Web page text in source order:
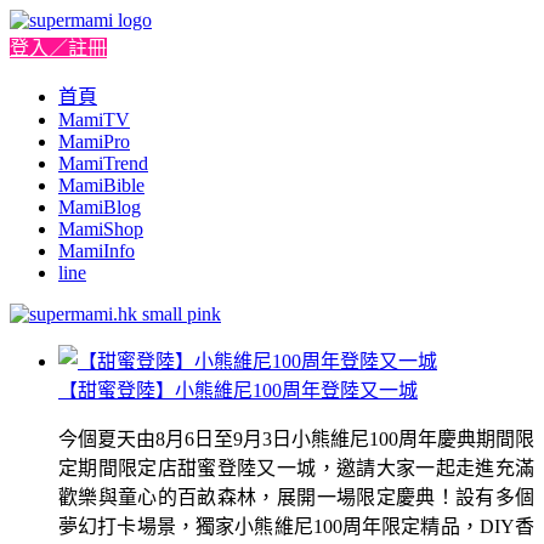
登入／註冊
首頁
MamiTV
MamiPro
MamiTrend
MamiBible
MamiBlog
MamiShop
MamiInfo
line
【甜蜜登陸】小熊維尼100周年登陸又一城
今個夏天由8月6日至9月3日小熊維尼100周年慶典期間限
定期間限定店甜蜜登陸又一城，邀請大家一起走進充滿
歡樂與童心的百畝森林，展開一場限定慶典！設有多個
夢幻打卡場景，獨家小熊維尼100周年限定精品，DIY香